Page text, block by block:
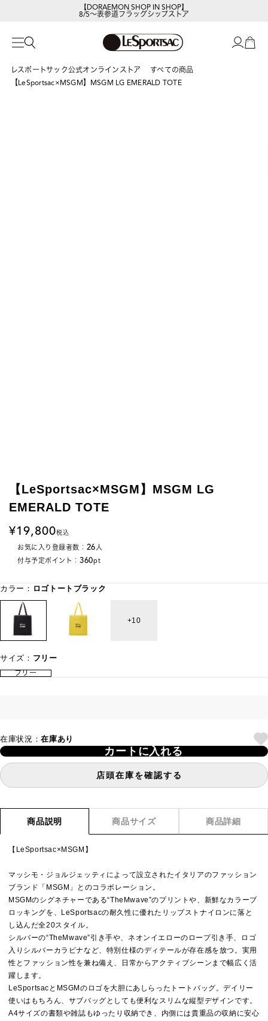
【DORAEMON SHOP IN SHOP】
8/5～表参道フラッグシップストア
レスポートサック公式オンラインストア
すべての商品
【LeSportsac×MSGM】MSGM LG EMERALD TOTE
【LeSportsac×MSGM】MSGM LG
EMERALD TOTE
19,800税込
お気に入り登録者数： 26人
付与予定ポイント： 360pt
カラー： ロゴトートブラック
10
サイズ： フリー
フリー
在庫状況：在庫あり
カートに入れる
店頭在庫を確認する
商品説明 商品サイズ 商品詳細
【LeSportsac×MSGM】
マッシモ・ジョルジェッティによって設立されたイタリアのファッション
ブランド「MSGM」とのコラボレーション。
MSGMのシグネチャーである“TheMwave”のプリントや、新鮮なカラーブ
ロッキングを、LeSportsacの耐久性に優れたリップストナイロンに落と
し込んだ全20スタイル。
シルバーの“TheMwave”引き手や、ネオンイエローのロープ引き手、ロゴ
入りシルバーカラビナなど、特別仕様のディテールが存在感を放つ。実用
性とファッション性を兼ね備え、日常からアクティブシーンまで幅広く活
躍します。
LeSportsacとMSGMのロゴを大胆にあしらったトートバッグ。デイリー
使いはもちろん、サブバッグとしても便利なスリムな縦型デザインです。
A4サイズの書類や雑誌もゆったり収納でき、内側には貴重品の収納に安心